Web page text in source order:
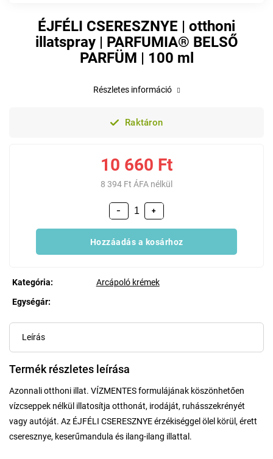
ÉJFÉLI CSERESZNYE | otthoni
illatspray | PARFUMIA® BELSŐ
PARFÜM | 100 ml
Raktáron
10 660 Ft
8 394 Ft ÁFA nélkül
+
−
Hozzáadás a kosárhoz
Kategória:
Arcápoló krémek
Egységár:
Részletes információ
Leírás
Termék részletes leírása
Azonnali otthoni illat. VÍZMENTES formulájának köszönhetően
vízcseppek nélkül illatosítja otthonát, irodáját, ruhásszekrényét
vagy autóját. Az ÉJFÉLI CSERESZNYE érzékiséggel ölel körül, érett
cseresznye, keserűmandula és ilang-ilang illattal.